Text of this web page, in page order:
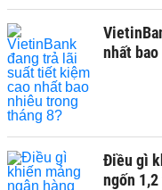
nhất
Điều gì
ngốn